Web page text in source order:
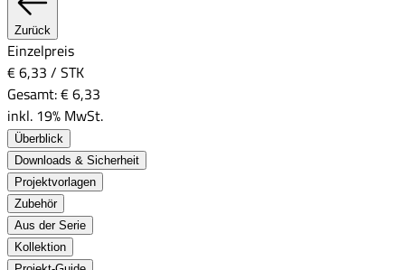
Zurück
Einzelpreis
€ 6,33 / STK
Gesamt:€ 6,33
inkl. 19% MwSt.
Überblick
Downloads & Sicherheit
Projektvorlagen
Zubehör
Aus der Serie
Kollektion